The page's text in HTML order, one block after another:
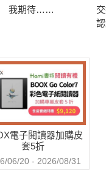
我期待……
電子閱讀器加購皮
套5折
06/20 - 2026/08/31